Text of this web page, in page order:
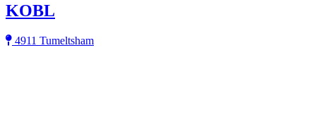
KOBL
4911 Tumeltsham